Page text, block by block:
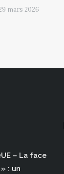
mars 2026
– La face
: un